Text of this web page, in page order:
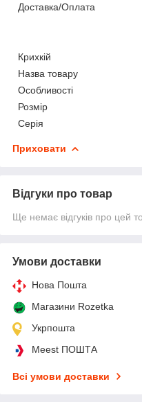
Доставка/Оплата
Крихкій
Назва товару
Особливості
Розмір
Серія
Приховати
Відгуки про товар
Ще немає відгуків про цей
Умови доставки
Нова Пошта
Магазини Rozetka
Укрпошта
Meest ПОШТА
Всі умови доставки